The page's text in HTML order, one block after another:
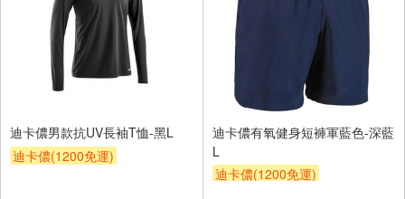
迪卡儂男款抗UV長袖T恤-黑L
迪卡儂(1200免運)
迪卡儂有氧健身短褲軍藍色-深藍
L
迪卡儂(1200免運)